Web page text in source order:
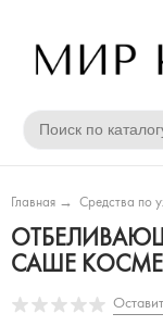
Главная → Средства по
САШЕ